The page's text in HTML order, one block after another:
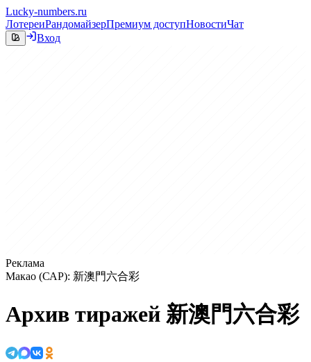
Lucky-numbers.ru
ЛотереиРандомайзерПремиум доступНовостиЧат
Вход
Реклама
Макао (САР): 新澳門六合彩
Архив тиражей 新澳門六合彩